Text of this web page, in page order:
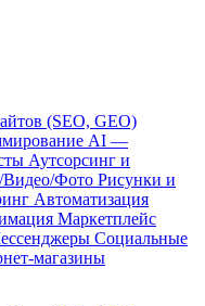
(SEO, GEO)
AI —
Аутсорсинг и
Видео/Фото Рисунки и
Автоматизация
Маркетплейс
Социальные
магазины